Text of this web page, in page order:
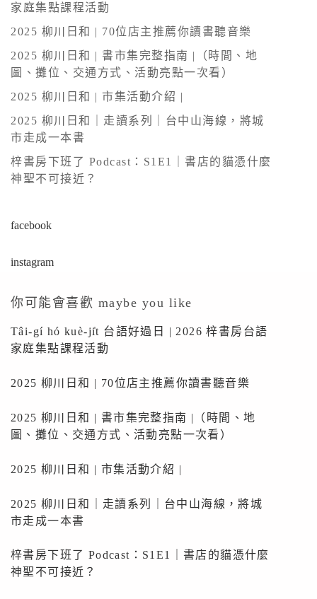
n
a
t
i
v
e
:
家庭集點課程活動
2025 柳川日和 | 70位店主推薦你讀書聽音樂
2025 柳川日和 | 書市集完整指南 |（時間、地
圖、攤位、交通方式、活動亮點一次看）
2025 柳川日和 | 市集活動介紹 |
2025 柳川日和｜走讀系列｜台中山海線，將城
市走成一本書
梓書房下班了 Podcast：S1E1｜書店的貓憑什麼
神聖不可接近？
facebook
instagram
你可能會喜歡 maybe you like
Tâi-gí hó kuè-ji̍t 台語好過日 | 2026 梓書房台語
家庭集點課程活動
2025 柳川日和 | 70位店主推薦你讀書聽音樂
2025 柳川日和 | 書市集完整指南 |（時間、地
圖、攤位、交通方式、活動亮點一次看）
2025 柳川日和 | 市集活動介紹 |
2025 柳川日和｜走讀系列｜台中山海線，將城
市走成一本書
梓書房下班了 Podcast：S1E1｜書店的貓憑什麼
神聖不可接近？